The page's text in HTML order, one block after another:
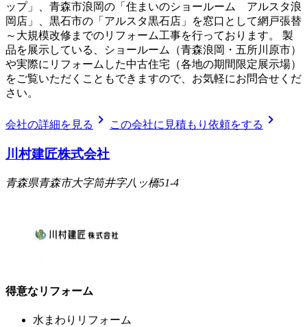
ップ」、青森市浪岡の「住まいのショールーム アルスタ浪
岡店」、黒石市の「アルスタ黒石店」を窓口として網戸張替
～大規模改修までのリフォーム工事を行っております。 製
品を展示している、ショールーム（青森浪岡・五所川原市）
や実際にリフォームした中古住宅（各地の期間限定展示場）
をご覧いただくこともできますので、お気軽にお問合せくだ
さい。
会社の詳細を見る chevron_right この会社に見積もり依頼をする chevron_right
川村建匠株式会社
青森県青森市大字筒井字八ッ橋51-4
得意なリフォーム
水まわりリフォーム